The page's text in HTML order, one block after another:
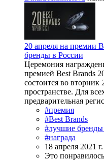
20 апреля на премии
бренды в России
Церемония
премией Best Brands
состоится во
пространстве. Для
предварительная
#премия
#Best Brands
#лучшие бренды
#награда
18 апреля 2021 г.
Это